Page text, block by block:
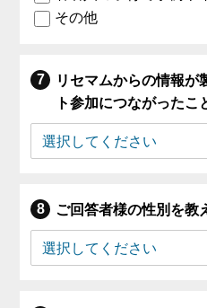
その他
リセマムからの情報が
ト参加につながったこ
ご回答者様の性別を教